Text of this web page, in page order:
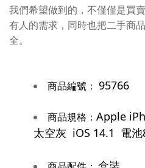
我們希望做到的，不僅僅是買
有人的需求，同時也把二手商
全。
商品編號： 95766
商品規格： Apple
太空灰 iOS 14.1 電池